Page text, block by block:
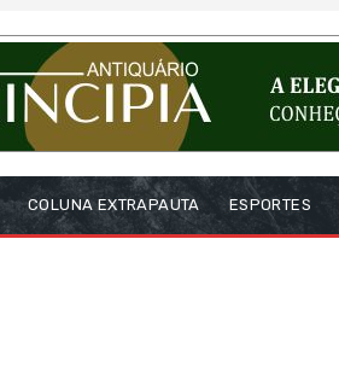
COLUNA EXTRAPAUTA ESPORTES